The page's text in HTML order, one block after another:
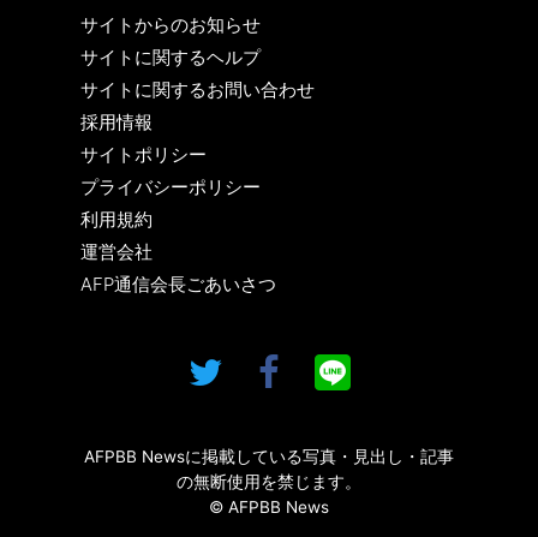
サイトからのお知らせ
サイトに関するヘルプ
サイトに関するお問い合わせ
採用情報
サイトポリシー
プライバシーポリシー
利用規約
運営会社
AFP通信会長ごあいさつ
AFPBB Newsに掲載している写真・見出し・記事
の無断使用を禁じます。
© AFPBB News